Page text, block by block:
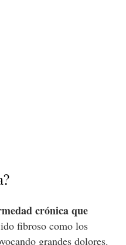
crónica que
fibroso como los
grandes dolores.